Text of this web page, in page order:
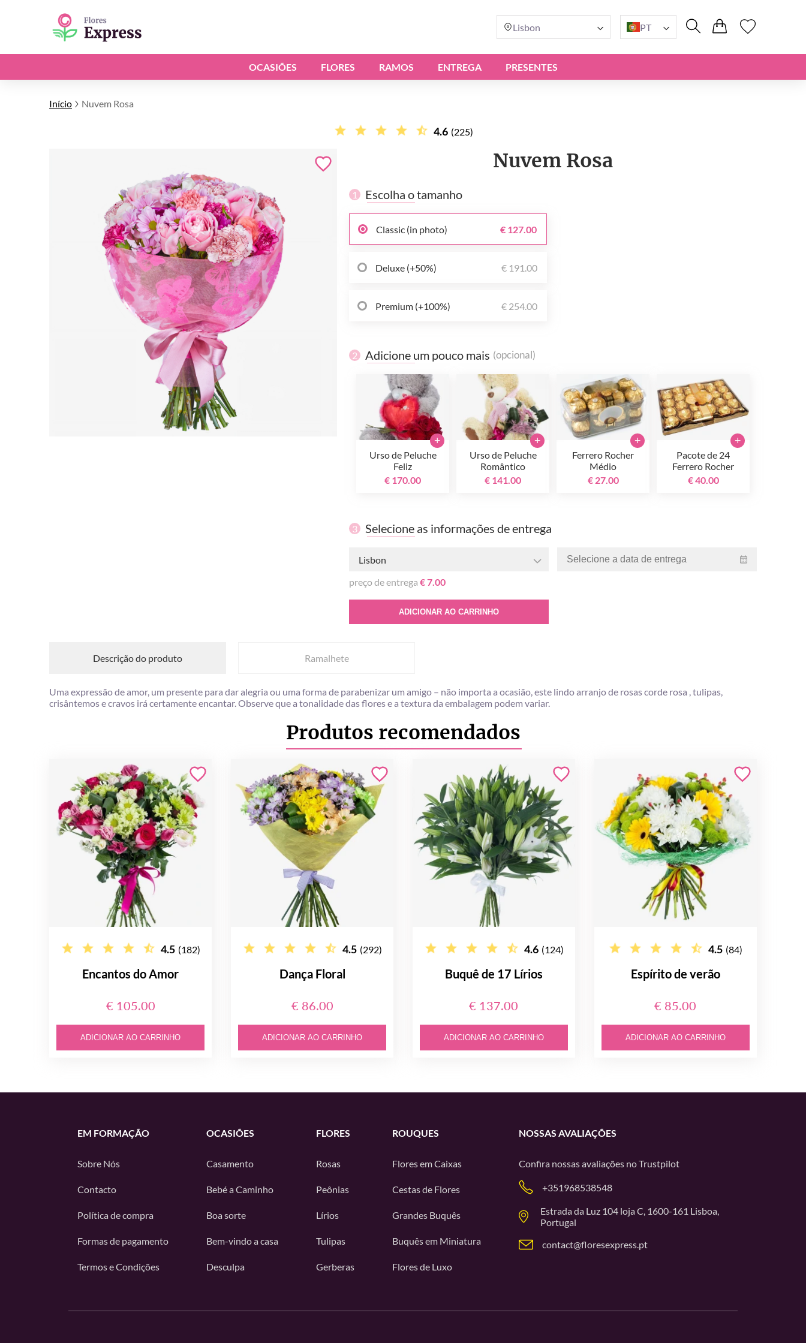
Lisbon PT
OCASIÕES FLORES RAMOS ENTREGA PRESENTES
Início Nuvem Rosa
4.6 (225)
Nuvem Rosa
1 Escolha o tamanho
Classic (in photo) € 127.00
Deluxe (+50%) € 191.00
Premium (+100%) € 254.00
2 Adicione um pouco mais (opcional)
Urso de Peluche
Feliz
€ 170.00
+
Urso de Peluche
Romântico
€ 141.00
+
Ferrero Rocher
Médio
€ 27.00
+
Pacote de 24
Ferrero Rocher
€ 40.00
+
3 Selecione as informações de entrega
Lisbon
preço de entrega€ 7.00
ADICIONAR AO CARRINHO
Descrição do produto Ramalhete
Uma expressão de amor, um presente para dar alegria ou uma forma de parabenizar um amigo – não importa a ocasião, este lindo arranjo de rosas corde rosa , tulipas,
crisântemos e cravos irá certamente encantar. Observe que a tonalidade das flores e a textura da embalagem podem variar.
Produtos recomendados
4.5 (182)
Encantos do Amor
€ 105.00
ADICIONAR AO CARRINHO
4.5 (292)
Dança Floral
€ 86.00
ADICIONAR AO CARRINHO
4.6 (124)
Buquê de 17 Lírios
€ 137.00
ADICIONAR AO CARRINHO
4.5 (84)
Espírito de verão
€ 85.00
ADICIONAR AO CARRINHO
EM FORMAÇÃO
Sobre Nós
Contacto
Política de compra
Formas de pagamento
Termos e Condições
OCASIÕES
Casamento
Bebé a Caminho
Boa sorte
Bem-vindo a casa
Desculpa
FLORES
Rosas
Peônias
Lírios
Tulipas
Gerberas
ROUQUES
Flores em Caixas
Cestas de Flores
Grandes Buquês
Buquês em Miniatura
Flores de Luxo
NOSSAS AVALIAÇÕES
Confira nossas avaliações noTrustpilot
+351968538548
Estrada da Luz 104 loja C, 1600-161 Lisboa,
Portugal
contact@floresexpress.pt